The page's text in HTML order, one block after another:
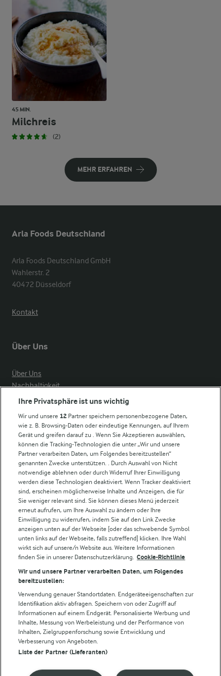
45 MIN.
Milchreis
(2)
MEHR ERFAHREN
Arla Foods Deutschland
Arla Foods Deutschland GmbH
Wahlerstr. 2
40472 Düsseldorf
Kontakt
Über Uns
Über Uns
Nachhaltigkeit
Compliance
Arla in anderen Ländern
Weitere Arla Websites
Castello
Lurpak
Arla Pro
Für unsere Landwirt:innen
Folge uns!
Cookie Wahl wieder öffnen
Ihre Privatsphäre ist uns wichtig
Wir und unsere 12 Partner speichern personenbezogene Daten,
wie z. B. Browsing-Daten oder eindeutige Kennungen, auf Ihrem
Gerät und greifen darauf zu . Wenn Sie Akzeptieren auswählen,
können die Tracking-Technologien die unter „Wir und unsere
Partner verarbeiten Daten, um Folgendes bereitzustellen“
genannten Zwecke unterstützen. . Durch Auswahl von Nicht
notwendige ablehnen oder durch Widerruf Ihrer Einwilligung
werden diese Technologien deaktiviert. Wenn Tracker deaktiviert
sind, erscheinen möglicherweise Inhalte und Anzeigen, die für
Sie weniger relevant sind. Sie können dieses Menü jederzeit
erneut aufrufen, um Ihre Auswahl zu ändern oder Ihre
Einwilligung zu widerrufen, indem Sie auf den Link Zwecke
anzeigen unten auf der Webseite [oder das schwebende Symbol
unten links auf der Webseite, falls zutreffend] klicken. Ihre Wahl
wirkt sich auf unsere/n Website aus. Weitere Informationen
finden Sie in unserer Datenschutzerklärung. Cookie-Richtlinie
Wir und unsere Partner verarbeiten Daten, um Folgendes
bereitzustellen:
Verwendung genauer Standortdaten. Endgeräteeigenschaften zur
Identifikation aktiv abfragen. Speichern von oder Zugriff auf
Informationen auf einem Endgerät. Personalisierte Werbung und
Inhalte, Messung von Werbeleistung und der Performance von
Inhalten, Zielgruppenforschung sowie Entwicklung und
Verbesserung von Angeboten.
Liste der Partner (Lieferanten)